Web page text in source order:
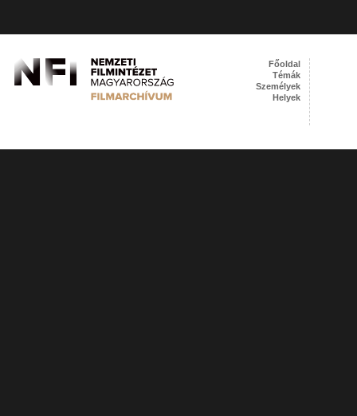
Főoldal
Témák
Személyek
Helyek